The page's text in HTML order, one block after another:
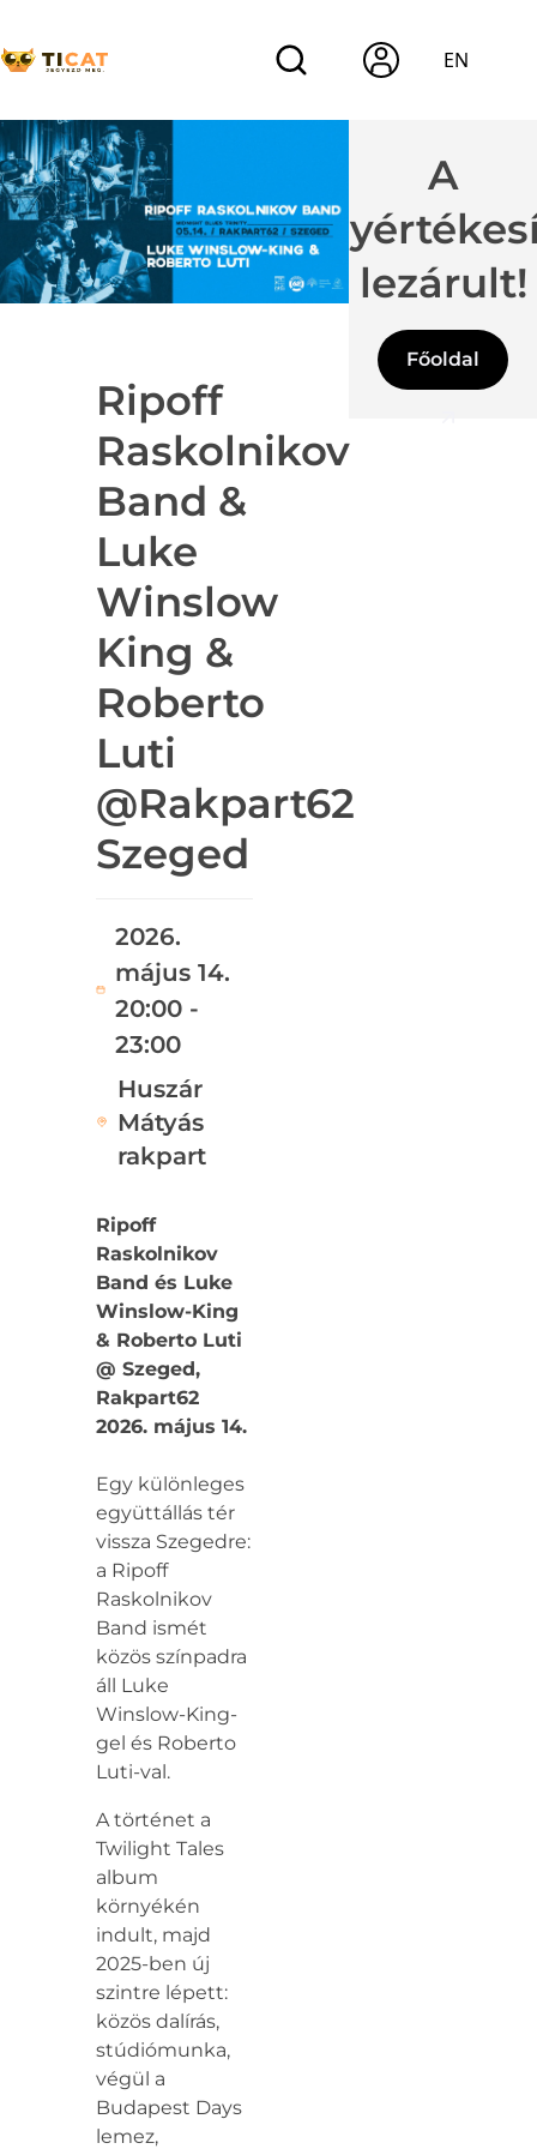
EN
Ripoff
Raskolnikov
Band &
Luke
Winslow
King &
Roberto
Luti
@Rakpart62
Szeged
2026.
május 14.
20:00 -
23:00
Huszár
Mátyás
rakpart
A
lezárult!
Főoldal
Ripoff
Raskolnikov
Band és Luke
Winslow-King
& Roberto Luti
@ Szeged,
Rakpart62
2026. május 14.
Egy különleges
együttállás tér
vissza Szegedre:
a Ripoff
Raskolnikov
Band ismét
közös színpadra
áll Luke
Winslow-King-
gel és Roberto
Luti-val.
A történet a
Twilight Tales
album
környékén
indult, majd
2025-ben új
szintre lépett:
közös dalírás,
stúdiómunka,
végül a
Budapest Days
lemez,